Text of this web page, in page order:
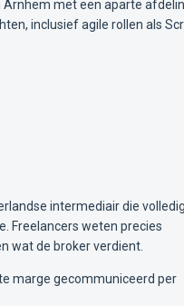
met een aparte
inclusief agile rollen als
intermediair die
Freelancers weten precies
wat de broker verdient.
marge gecommuniceerd per